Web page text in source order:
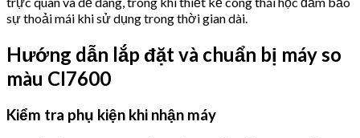
sự thoải mái khi sử dụng trong thời gian dài.
Hướng dẫn lắp đặt và chuẩn bị máy so
màu CI7600
Kiểm tra phụ kiện khi nhận máy